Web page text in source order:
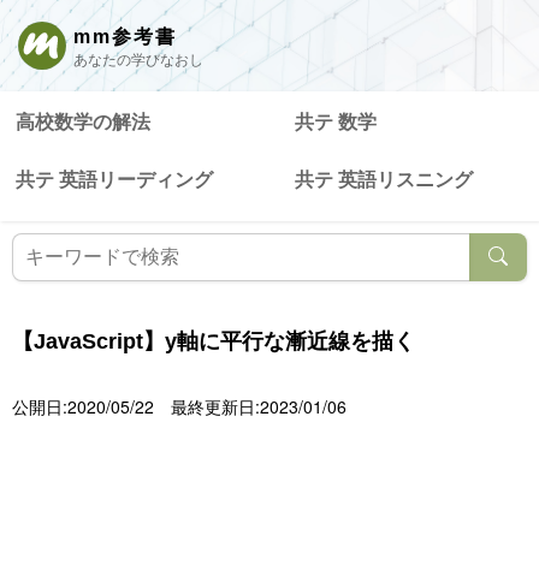
mm参考書
あなたの学びなおし
高校数学の解法 共テ 数学
共テ 英語リーディング 共テ 英語リスニング
【JavaScript】y軸に平行な漸近線を描く
公開日:2020/05/22 最終更新日:2023/01/06